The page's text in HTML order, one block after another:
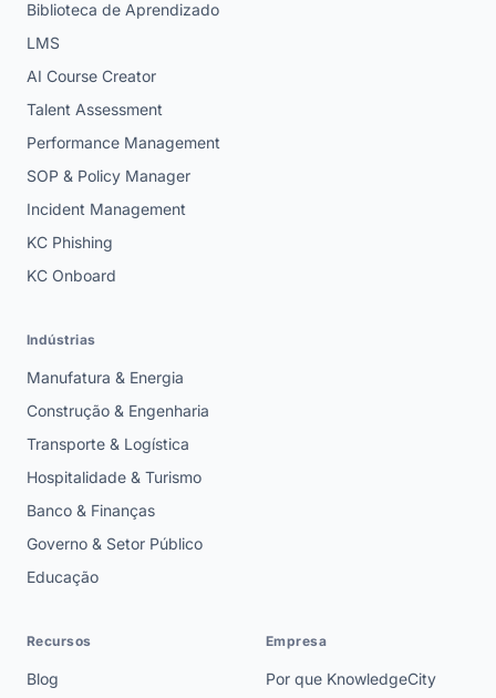
Biblioteca de Aprendizado
LMS
AI Course Creator
Talent Assessment
Performance Management
SOP & Policy Manager
Incident Management
KC Phishing
KC Onboard
Indústrias
Manufatura & Energia
Construção & Engenharia
Transporte & Logística
Hospitalidade & Turismo
Banco & Finanças
Governo & Setor Público
Educação
Recursos
Blog
Empresa
Por que KnowledgeCity